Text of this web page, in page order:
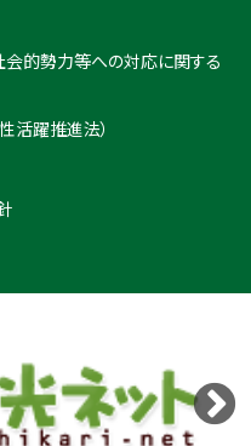
会的勢力等への対応に関する
活躍推進法）